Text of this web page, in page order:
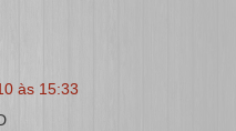
às 15:33